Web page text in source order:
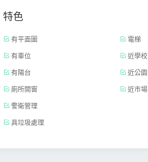
特色
有平面圖
有車位
有陽台
廁所開窗
警衛管理
具垃圾處理
電梯
近學校
近公園
近市場